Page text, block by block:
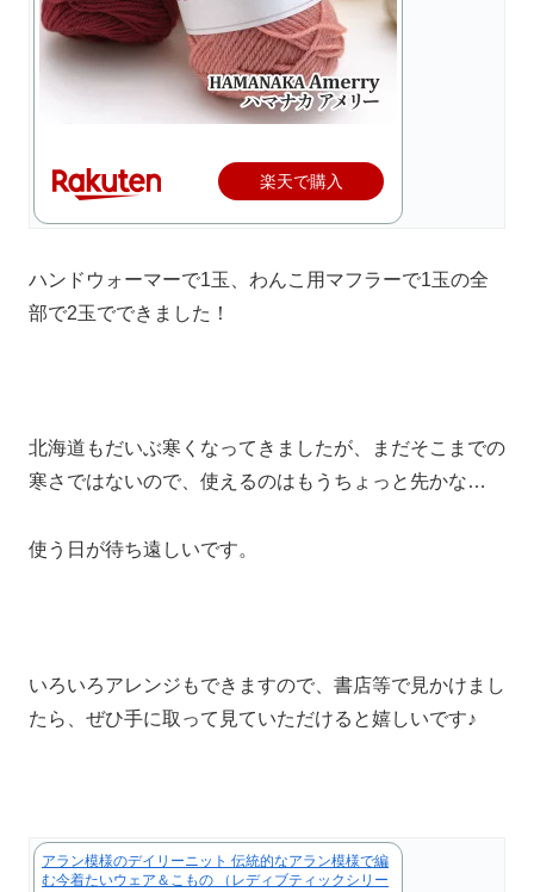
楽天で購入
ハンドウォーマーで1玉、わんこ用マフラーで1玉の全
部で2玉でできました！
北海道もだいぶ寒くなってきましたが、まだそこまでの
寒さではないので、使えるのはもうちょっと先かな…
使う日が待ち遠しいです。
いろいろアレンジもできますので、書店等で見かけまし
たら、ぜひ手に取って見ていただけると嬉しいです♪
アラン模様のデイリーニット 伝統的なアラン模様で編
む今着たいウェア＆こもの （レディブティックシリー